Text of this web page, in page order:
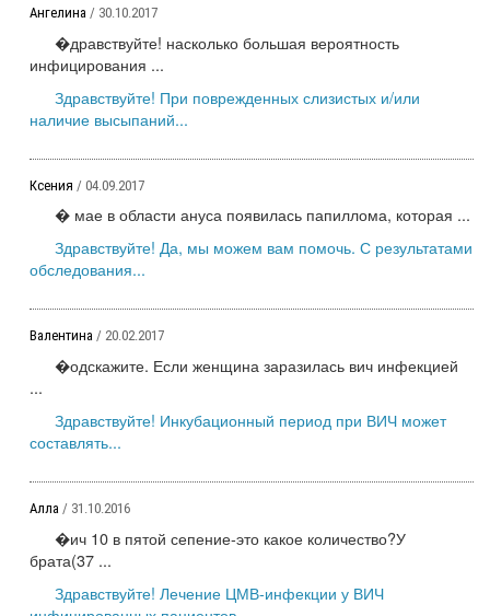
Ангелина / 30.10.2017
�дравствуйте! насколько большая вероятность
инфицирования ...
Здравствуйте! При поврежденных слизистых и/или
наличие высыпаний...
Ксения / 04.09.2017
� мае в области ануса появилась папиллома, которая ...
Здравствуйте! Да, мы можем вам помочь. С результатами
обследования...
Валентина / 20.02.2017
�одскажите. Если женщина заразилась вич инфекцией
...
Здравствуйте! Инкубационный период при ВИЧ может
составлять...
Алла / 31.10.2016
�ич 10 в пятой сепение-это какое количество?У
брата(37 ...
Здравствуйте! Лечение ЦМВ-инфекции у ВИЧ